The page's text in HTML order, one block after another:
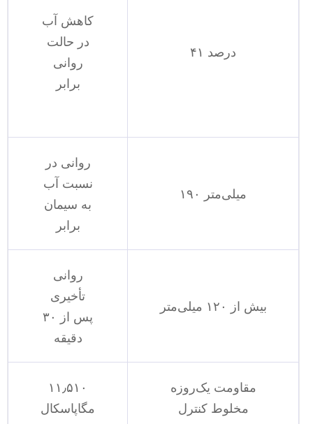
کاهش آب
در حالت
روانی
برابر
۴۱ درصد
روانی در
نسبت آب
به سیمان
برابر
۱۹۰ میلی‌متر
روانی
تأخیری
پس از ۳۰
دقیقه
بیش از ۱۲۰ میلی‌متر
۱۱٫۵۱۰
مگاپاسکال
مقاومت یک‌روزه
مخلوط کنترل